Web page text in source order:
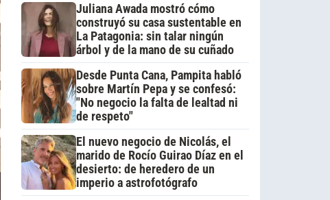
Juliana Awada mostró cómo
construyó su casa sustentable en
La Patagonia: sin talar ningún
árbol y de la mano de su cuñado
Desde Punta Cana, Pampita habló
sobre Martín Pepa y se confesó:
"No negocio la falta de lealtad ni
de respeto"
El nuevo negocio de Nicolás, el
marido de Rocío Guirao Díaz en el
desierto: de heredero de un
imperio a astrofotógrafo